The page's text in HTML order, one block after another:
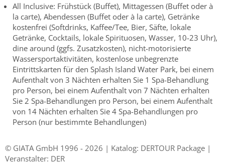
All Inclusive: Frühstück (Buffet), Mittagessen (Buffet oder à
la carte), Abendessen (Buffet oder à la carte), Getränke
kostenfrei (Softdrinks, Kaffee/Tee, Bier, Säfte, lokale
Getränke, Cocktails, lokale Spirituosen, Wasser, 10-23 Uhr),
dine around (ggfs. Zusatzkosten), nicht-motorisierte
Wassersportaktivitäten, kostenlose unbegrenzte
Eintrittskarten für den Splash Island Water Park, bei einem
Aufenthalt von 3 Nächten erhalten Sie 1 Spa-Behandlung
pro Person, bei einem Aufenthalt von 7 Nächten erhalten
Sie 2 Spa-Behandlungen pro Person, bei einem Aufenthalt
von 14 Nächten erhalten Sie 4 Spa-Behandlungen pro
Person (nur bestimmte Behandlungen)
© GIATA GmbH 1996 - 2026 | Katalog: DERTOUR Package |
Veranstalter: DER